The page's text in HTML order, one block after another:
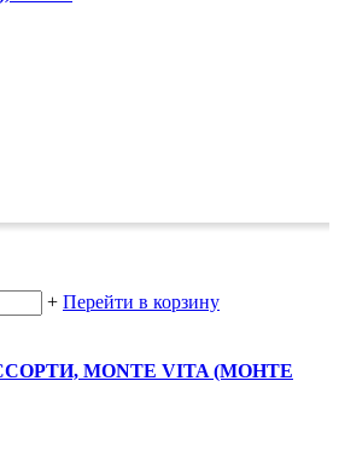
+ Перейти в корзину
MONTE VITA (МОНТЕ